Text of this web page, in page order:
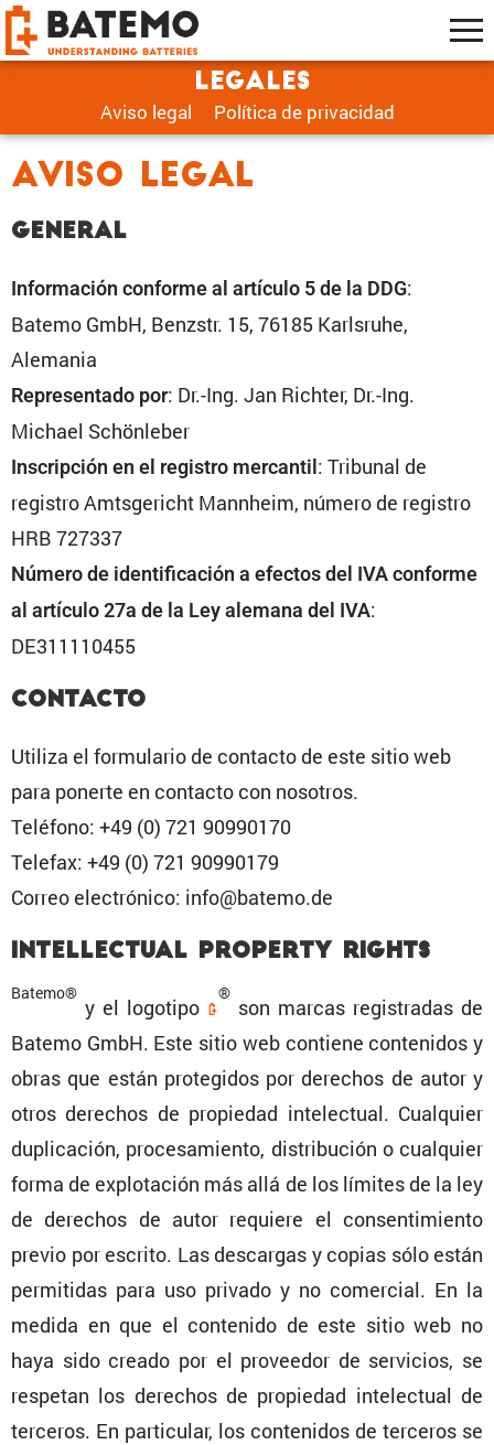
Legales
Aviso legal
Política de privacidad
Aviso legal
General
Infor­ma­ción conforme al artículo 5 de la DDG:
Batemo GmbH, Benzstr. 15, 76185 Karls­ruhe,
Alemania
Repre­sen­tado por: Dr.-Ing. Jan Richter, Dr.-Ing.
Michael Schön­leber
Inscrip­ción en el registro mercantil: Tribunal de
registro Amtsge­richt Mannheim, número de registro
HRB 727337
Número de identi­fi­ca­ción a efectos del IVA conforme
al artículo 27a de la Ley alemana del IVA:
DE311110455
Contacto
Utiliza el formu­lario de contacto de este sitio web
para ponerte en contacto con nosotros.
Teléfono: +49 (0) 721 90990170
Telefax: +49 (0) 721 90990179
Correo electró­nico: info@batemo.de
Intellec­tual Property Rights
Batemo®
y el logotipo
®
son marcas regis­tradas de
Batemo GmbH. Este sitio web contiene conte­nidos y
obras que están prote­gidos por derechos de autor y
otros derechos de propiedad intelec­tual. Cualquier
dupli­ca­ción, proce­sa­miento, distri­bu­ción o cualquier
forma de explo­ta­ción más allá de los límites de la ley
de derechos de autor requiere el consen­ti­miento
previo por escrito. Las descargas y copias sólo están
permi­tidas para uso privado y no comer­cial. En la
medida en que el conte­nido de este sitio web no
haya sido creado por el proveedor de servi­cios, se
respetan los derechos de propiedad intelec­tual de
terceros. En parti­cular, los conte­nidos de terceros se